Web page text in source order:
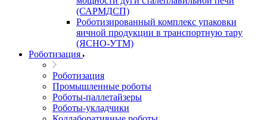
(САРМДСП)
Роботизированный комплекс упаковки
яичной продукции в транспортную тару
(ЯСНО-УТМ)
Роботизация
Роботизация
Промышленные роботы
Роботы-паллетайзеры
Роботы-укладчики